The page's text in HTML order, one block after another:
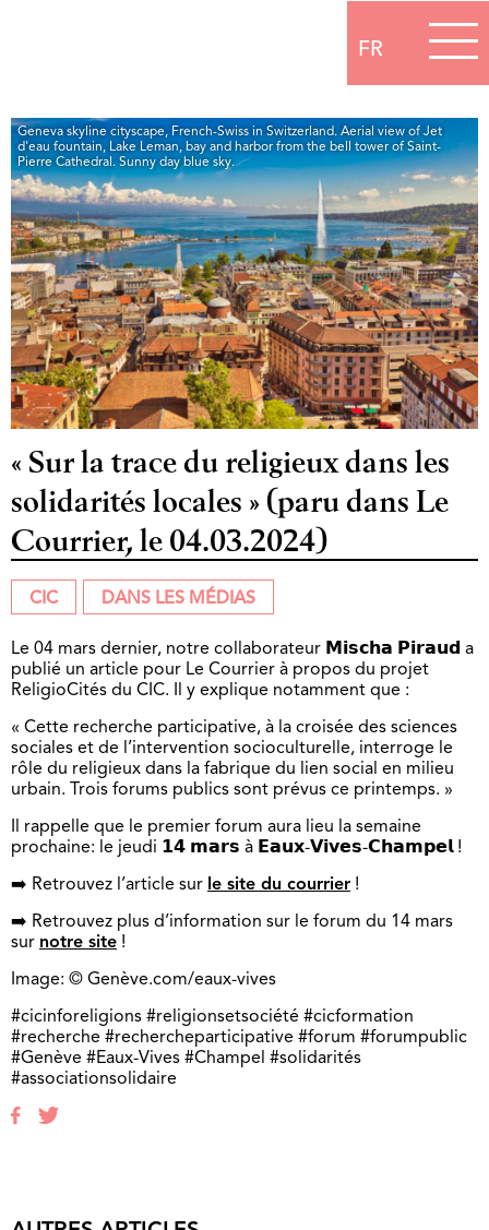
FR
Geneva skyline cityscape, French-Swiss in Switzerland. Aerial view of Jet
d'eau fountain, Lake Leman, bay and harbor from the bell tower of Saint-
Pierre Cathedral. Sunny day blue sky.
« Sur la trace du religieux dans les
solidarités locales » (paru dans Le
Courrier, le 04.03.2024)
CIC DANS LES MÉDIAS
Le 04 mars dernier, notre collaborateur 𝗠𝗶𝘀𝗰𝗵𝗮 𝗣𝗶𝗿𝗮𝘂𝗱 a
publié un article pour Le Courrier à propos du projet
ReligioCités du CIC. Il y explique notamment que :
« Cette recherche participative, à la croisée des sciences
sociales et de l’intervention socioculturelle, interroge le
rôle du religieux dans la fabrique du lien social en milieu
urbain. Trois forums publics sont prévus ce printemps. »
Il rappelle que le premier forum aura lieu la semaine
prochaine: le jeudi 𝟭𝟰 𝗺𝗮𝗿𝘀 à 𝗘𝗮𝘂𝘅-𝗩𝗶𝘃𝗲𝘀-𝗖𝗵𝗮𝗺𝗽𝗲𝗹 !
➡️ Retrouvez l’article sur le site du courrier !
➡️ Retrouvez plus d’information sur le forum du 14 mars
sur notre site !
Image: © Genève.com/eaux-vives
#cicinforeligions #religionsetsociété #cicformation
#recherche #rechercheparticipative #forum #forumpublic
#Genève #Eaux-Vives #Champel #solidarités
#associationsolidaire